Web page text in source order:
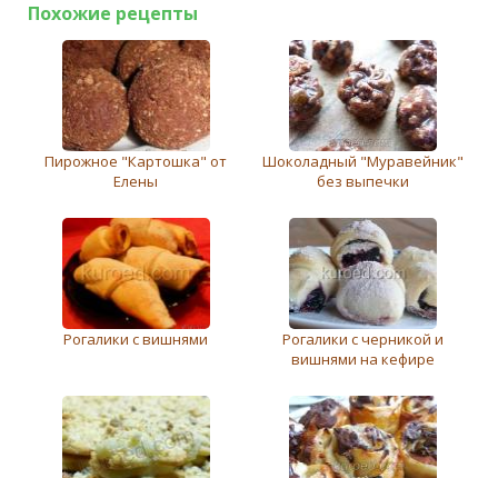
Похожие рецепты
Пирожное "Картошка" от
Елены
Шоколадный "Муравейник"
без выпечки
Рогалики с вишнями
Рогалики с черникой и
вишнями на кефире